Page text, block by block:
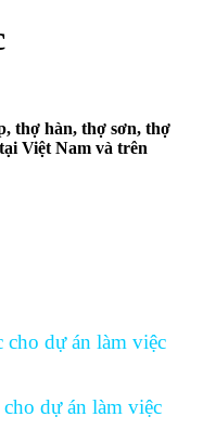
thợ hàn, thợ sơn, thợ
Việt Nam và trên
cho dự án làm việc
dự án làm việc